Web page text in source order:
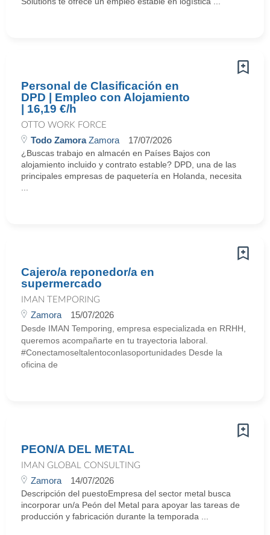
Personal de Clasificación en
DPD | Empleo con Alojamiento
| 16,19 €/h
OTTO WORK FORCE
Todo ZamoraZamora 17/07/2026
¿Buscas trabajo en almacén en Países Bajos con
alojamiento incluido y contrato estable? DPD, una de las
principales empresas de paquetería en Holanda, necesita
Cajero/a reponedor/a en
supermercado
IMAN TEMPORING
Zamora 15/07/2026
Desde IMAN Temporing, empresa especializada en RRHH,
queremos acompañarte en tu trayectoria laboral.
#Conectamoseltalentoconlasoportunidades Desde la
oficina de
PEON/A DEL METAL
IMAN GLOBAL CONSULTING
Zamora 14/07/2026
Descripción del puestoEmpresa del sector metal busca
incorporar un/a Peón del Metal para apoyar las tareas de
producción y fabricación durante la temporada ...